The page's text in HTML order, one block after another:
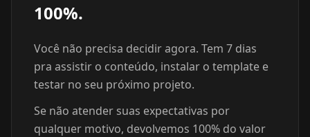
100%.
Você não precisa decidir agora. Tem 7 dias
pra assistir o conteúdo, instalar o template e
testar no seu próximo projeto.
Se não atender suas expectativas por
qualquer motivo, devolvemos 100% do valor